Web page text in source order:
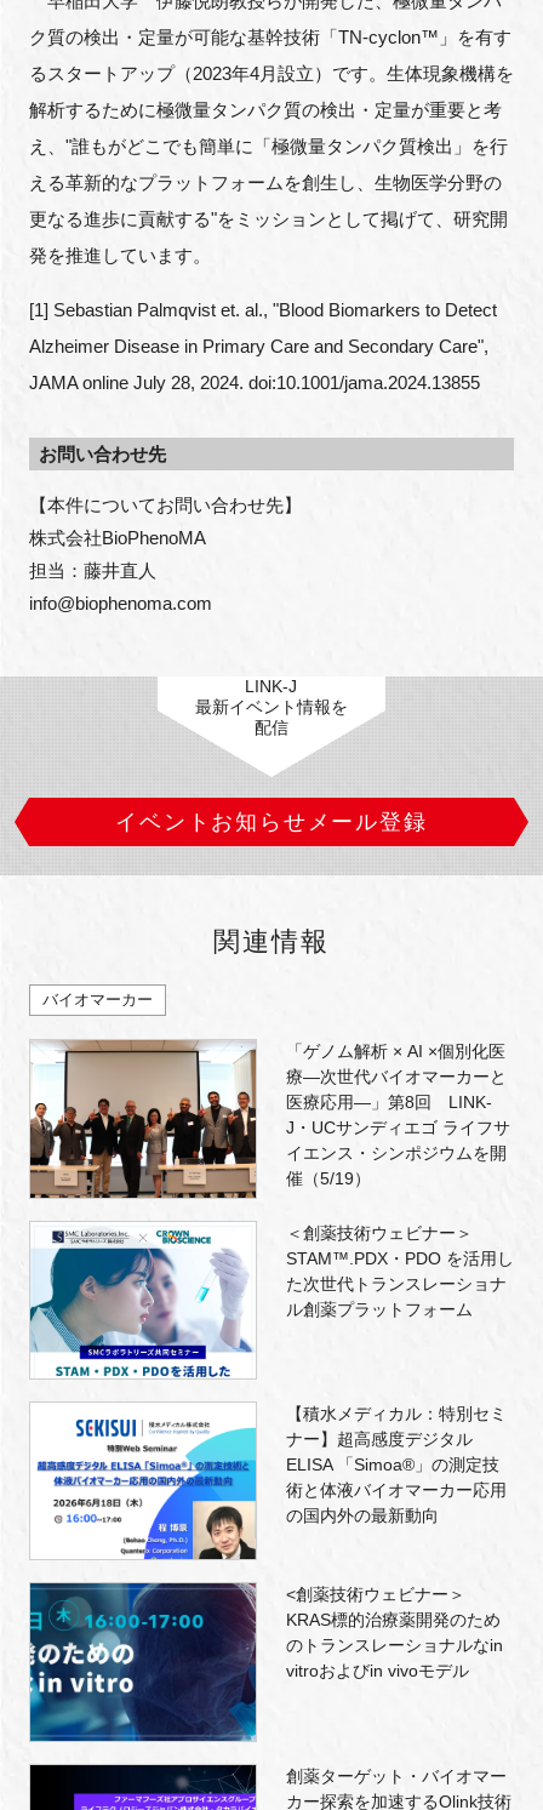
ク質の検出・定量が可能な基幹技術「TN-cyclon™」を有す
るスタートアップ（2023年4月設立）です。生体現象機構を
解析するために極微量タンパク質の検出・定量が重要と考
え、"誰もがどこでも簡単に「極微量タンパク質検出」を行
える革新的なプラットフォームを創生し、生物医学分野の
更なる進歩に貢献する"をミッションとして掲げて、研究開
発を推進しています。
[1] Sebastian Palmqvist et. al., "Blood Biomarkers to Detect
Alzheimer Disease in Primary Care and Secondary Care",
JAMA online July 28, 2024. doi:10.1001/jama.2024.13855
お問い合わせ先
【本件についてお問い合わせ先】
株式会社BioPhenoMA
担当：藤井直人
info@biophenoma.com
LINK-J
最新イベント情報を
配信
イベントお知らせメール登録
関連情報
バイオマーカー
「ゲノム解析 × AI ×個別化医
療―次世代バイオマーカーと
医療応用―」第8回 LINK-
J・UCサンディエゴ ライフサ
イエンス・シンポジウムを開
催（5/19）
＜創薬技術ウェビナー＞
STAM™.PDX・PDO を活用し
た次世代トランスレーショナ
ル創薬プラットフォーム
【積水メディカル：特別セミ
ナー】超高感度デジタル
ELISA 「Simoa®」の測定技
術と体液バイオマーカー応用
の国内外の最新動向
<創薬技術ウェビナー＞
KRAS標的治療薬開発のため
のトランスレーショナルなin
vitroおよびin vivoモデル
創薬ターゲット・バイオマー
カー探索を加速するOlink技術